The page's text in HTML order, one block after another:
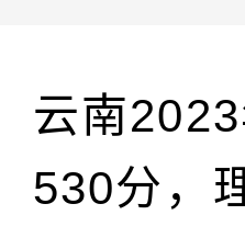
云南
530分，